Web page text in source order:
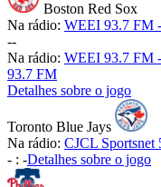
Boston Red Sox
Na rádio: WEEI 93.7 FM
--
Na rádio: WEEI 93.7 FM
93.7 FM
Detalhes sobre o jogo
Toronto Blue Jays
Na rádio: CJCL Sportsnet
- : -Detalhes sobre o jogo